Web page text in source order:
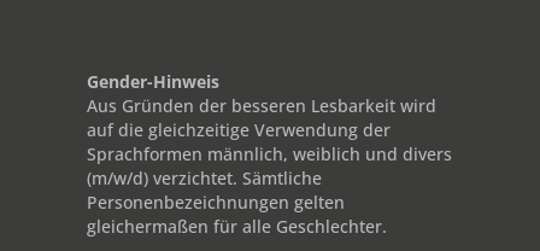
Gender-Hinweis
Aus Gründen der besseren Lesbarkeit wird
auf die gleichzeitige Verwendung der
Sprachformen männlich, weiblich und divers
(m/w/d) verzichtet. Sämtliche
Personenbezeichnungen gelten
gleichermaßen für alle Geschlechter.